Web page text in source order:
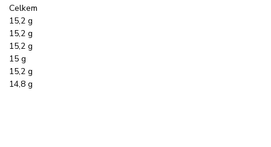
Celkem
15,2 g
15,2 g
15,2 g
15 g
15,2 g
14,8 g